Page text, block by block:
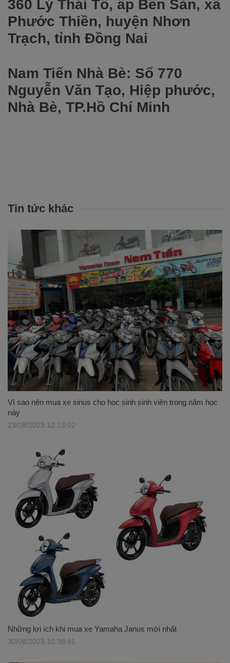
360 Lý Thái Tổ, ấp Bến Sắn, xã
Phước Thiền, huyện Nhơn
Trạch, tỉnh Đồng Nai
Nam Tiến Nhà Bè: Số 770
Nguyễn Văn Tạo, Hiệp phước,
Nhà Bè, TP.Hồ Chí Minh
Tin tức khác
Vì sao nên mua xe sirius cho học sinh sinh viên trong năm học
này
23/08/2023 12:13:02
Những lợi ích khi mua xe Yamaha Janus mới nhất
30/08/2023 10:38:41